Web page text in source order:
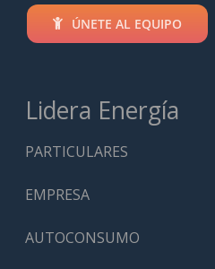
ÚNETE AL EQUIPO
Lidera Energía
PARTICULARES
EMPRESA
AUTOCONSUMO